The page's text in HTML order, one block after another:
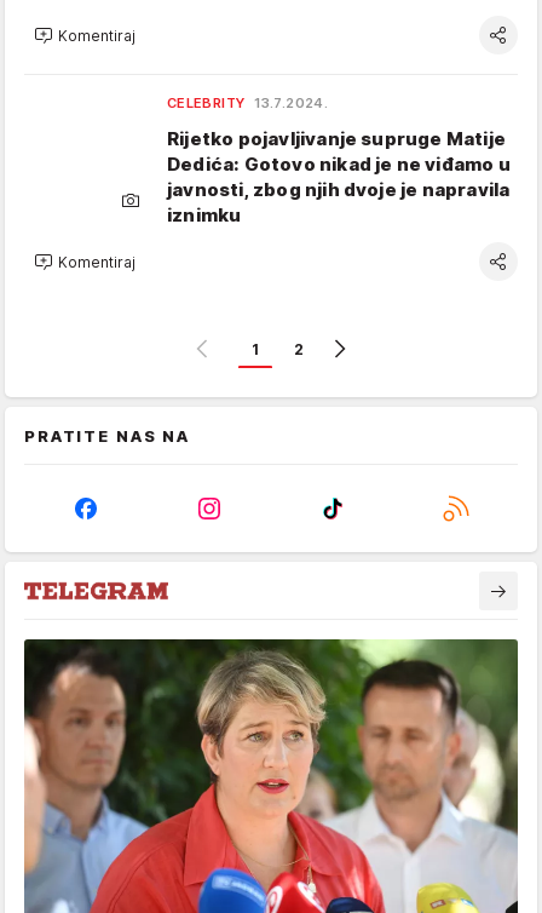
Komentiraj
CELEBRITY 13.7.2024.
Rijetko pojavljivanje supruge Matije
Dedića: Gotovo nikad je ne viđamo u
javnosti, zbog njih dvoje je napravila
iznimku
Komentiraj
1 2
PRATITE NAS NA